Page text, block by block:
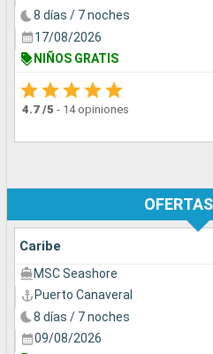
8 días / 7 noches
17/08/2026
NIÑOS GRATIS
4.7 /5 - 14 opiniones
Caribe
MSC Seashore
Puerto Canaveral
8 días / 7 noches
09/08/2026